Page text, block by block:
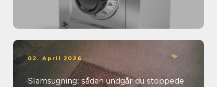
02. April 2026
Slamsugning: sådan undgår du stoppede